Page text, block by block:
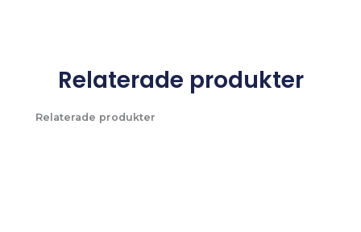
Relaterade produkter
Relaterade produkter